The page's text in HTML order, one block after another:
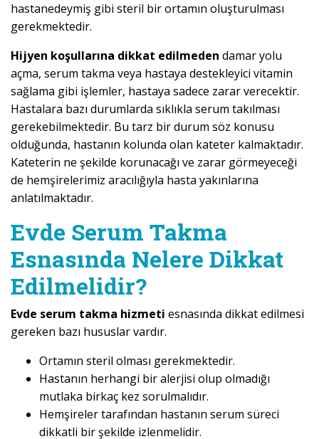
hastanedeymiş gibi steril bir ortamın oluşturulması
gerekmektedir.
Hijyen koşullarına dikkat edilmeden damar yolu
açma, serum takma veya hastaya destekleyici vitamin
sağlama gibi işlemler, hastaya sadece zarar verecektir.
Hastalara bazı durumlarda sıklıkla serum takılması
gerekebilmektedir. Bu tarz bir durum söz konusu
olduğunda, hastanın kolunda olan kateter kalmaktadır.
Kateterin ne şekilde korunacağı ve zarar görmeyeceği
de hemşirelerimiz aracılığıyla hasta yakınlarına
anlatılmaktadır.
Evde Serum Takma
Esnasında Nelere Dikkat
Edilmelidir?
Evde serum takma hizmeti esnasında dikkat edilmesi
gereken bazı hususlar vardır.
Ortamın steril olması gerekmektedir.
Hastanın herhangi bir alerjisi olup olmadığı
mutlaka birkaç kez sorulmalıdır.
Hemşireler tarafından hastanın serum süreci
dikkatli bir şekilde izlenmelidir.